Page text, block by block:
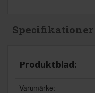
Specifikationer
Produktblad:
Varumärke: